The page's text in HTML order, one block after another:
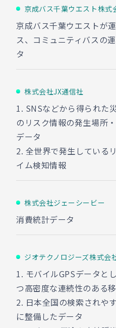
京成バス千葉ウエスト株式
京成バス千葉ウエストが
ス、コミュニティバスの
タ
株式会社JX通信社
1. SNSなどから得られた
のリスク情報の発生場所
データ
2. 全世界で発生している
イム検知情報
株式会社ジェーシービー
消費統計データ
ジオテクノロジーズ株式会
1. モバイルGPSデータと
つ高密度な連続性のある
2. 日本全国の検索されや
に整備したデータ